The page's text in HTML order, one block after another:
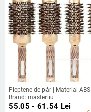
Pieptene de păr | Material ABS |
Brand: masterliu
55.05 - 61.54 Lei